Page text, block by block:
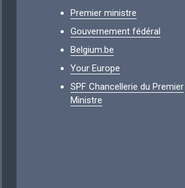
Premier ministre
Gouvernement fédéral
Belgium.be
Your Europe
SPF Chancellerie du Premier
Ministre